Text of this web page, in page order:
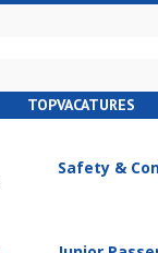
TOPVACATURES
Safety &